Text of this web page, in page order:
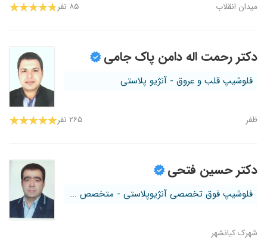
میدان انقلاب ۸۵ نفر
دکتر رحمت اله دامن پاک جامی
فلوشیپ قلب و عروق - آنژیو پلاستی
ظفر ۲۶۵ نفر
دکتر حسین فتحی
فلوشیپ فوق تخصصی آنژیوپلاستی - متخصص ...
شهرک کیانشهر